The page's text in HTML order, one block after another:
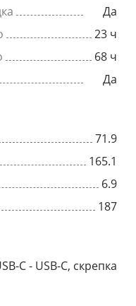
Да
23 ч
68 ч
Да
71.9
165.1
6.9
187
C - USB-C, скрепка